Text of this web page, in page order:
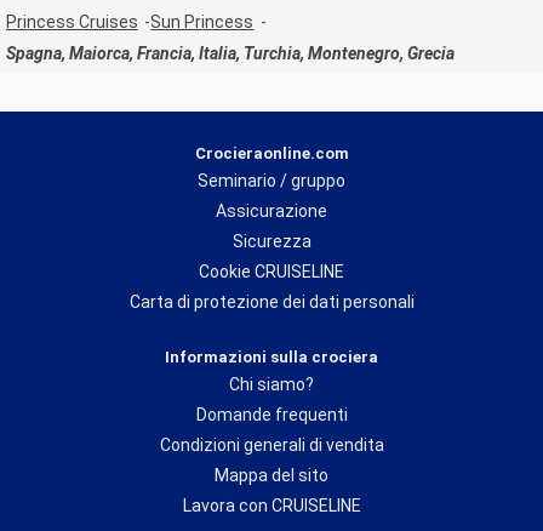
Princess Cruises
Sun Princess
Spagna, Maiorca, Francia, Italia, Turchia, Montenegro, Grecia
Crocieraonline.com
Seminario / gruppo
Assicurazione
Sicurezza
Cookie CRUISELINE
Carta di protezione dei dati personali
Informazioni sulla crociera
Chi siamo?
Domande frequenti
Condizioni generali di vendita
Mappa del sito
Lavora con CRUISELINE